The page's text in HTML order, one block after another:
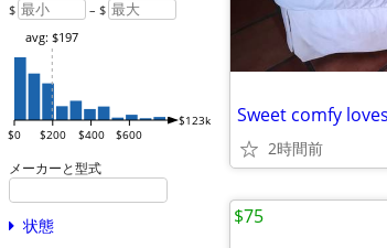
$ – $
$0 $200 $400 $600
$123k
avg: $197
メーカーと型式
状態
Sweet comfy
2時間前
$75